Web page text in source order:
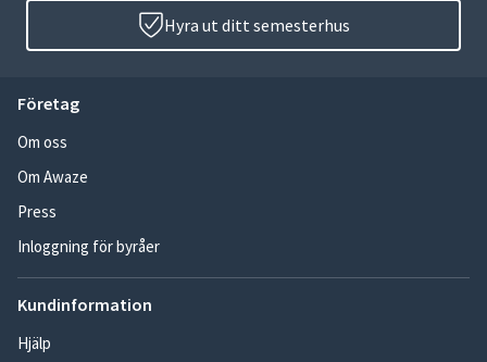
Hyra ut ditt semesterhus
Företag
Om oss
Om Awaze
Press
Inloggning för byråer
Kundinformation
Hjälp